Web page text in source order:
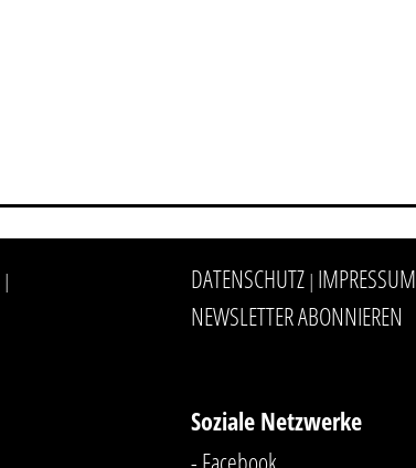
| DATENSCHUTZ | IMPRESSUM
NEWSLETTER ABONNIEREN
Soziale Netzwerke
- Facebook